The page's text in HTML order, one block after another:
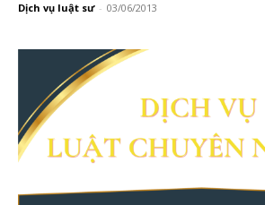
Dịch vụ luật sư - 03/06/2013